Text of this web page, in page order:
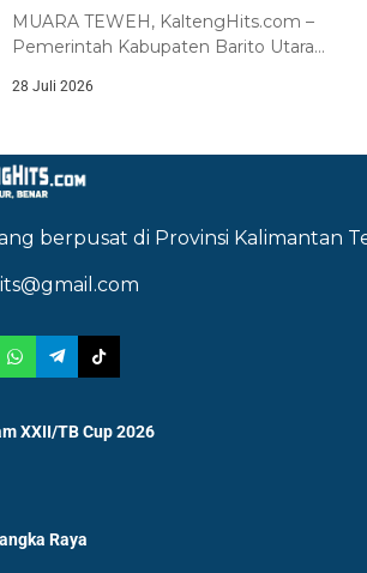
MUARA TEWEH, KaltengHits.com –
Pemerintah Kabupaten Barito Utara
28 Juli 2026
berpusat di Provinsi Kalimantan
XXII/TB Cup 2026
Raya